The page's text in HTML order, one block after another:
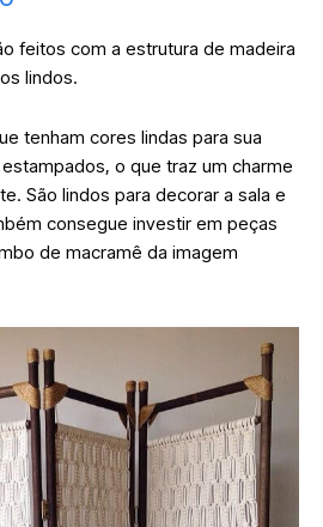
feitos com a estrutura de madeira
lindos.
tenham cores lindas para sua
o que traz um charme
São lindos para decorar a sala e
consegue investir em peças
de macramê da imagem